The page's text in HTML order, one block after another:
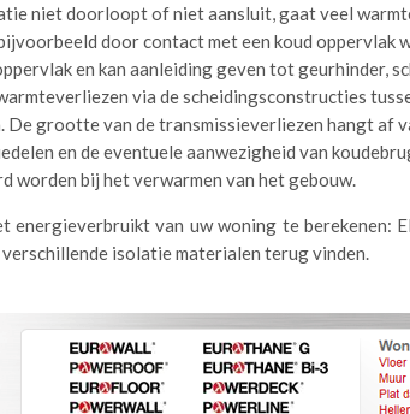
niet doorloopt of niet aansluit, gaat veel
door contact met een koud oppervlak
en kan aanleiding geven tot geurhinder,
via de scheidingsconstructies
De grootte van de transmissieverliezen hangt af
en de eventuele aanwezigheid van
worden bij het verwarmen van het gebouw.
energieverbruikt van uw woning te berekenen:
isolatie materialen terug vinden.